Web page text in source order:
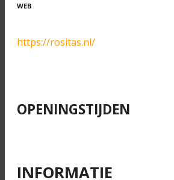
WEB
https://rositas.nl/
OPENINGSTIJDEN
INFORMATIE